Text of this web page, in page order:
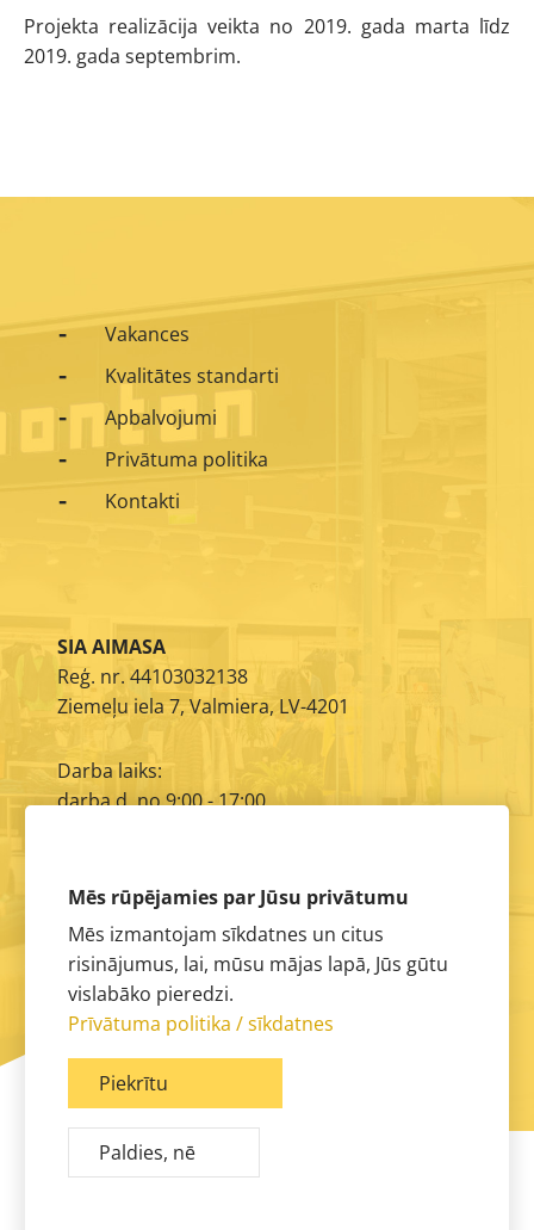
Projekta realizācija veikta no 2019. gada marta līdz
2019. gada septembrim.
Vakances
Kvalitātes standarti
Apbalvojumi
Privātuma politika
Kontakti
SIA AIMASA
Reģ. nr. 44103032138
Ziemeļu iela 7, Valmiera, LV-4201
Darba laiks:
darba d. no 9:00 - 17:00
Mēs rūpējamies par Jūsu privātumu
Mēs izmantojam sīkdatnes un citus
risinājumus, lai, mūsu mājas lapā, Jūs gūtu
vislabāko pieredzi.
Prīvātuma politika / sīkdatnes
Piekrītu
Paldies, nē